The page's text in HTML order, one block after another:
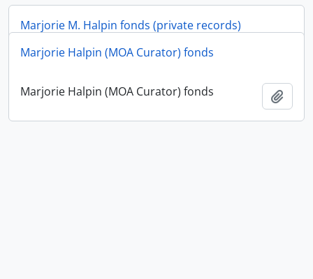
Marjorie M. Halpin fonds (private records)
Marjorie M. Halpin fonds (private records)
Marjorie Halpin (MOA Curator) fonds
Marjorie Halpin (MOA Curator) fonds